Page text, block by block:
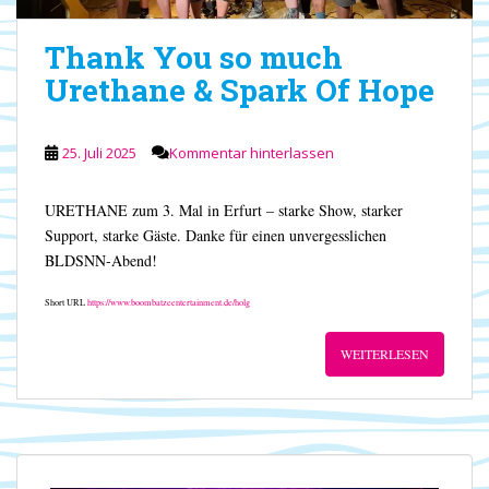
Thank You so much
Urethane & Spark Of Hope
25. Juli 2025 Kommentar hinterlassen
URETHANE zum 3. Mal in Erfurt – starke Show, starker
Support, starke Gäste. Danke für einen unvergesslichen
BLDSNN-Abend!
Short URLhttps://www.boombatzeentertainment.de/holg
WEITERLESEN